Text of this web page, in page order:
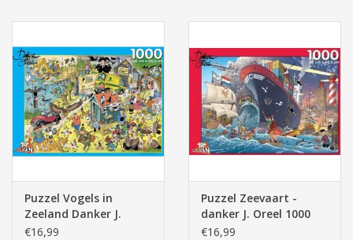
Puzzel Vogels in
Zeeland Danker J.
Oreel 1000 stukjes
€16,99
Puzzel Zeevaart -
danker J. Oreel 1000
stukjes
€16,99